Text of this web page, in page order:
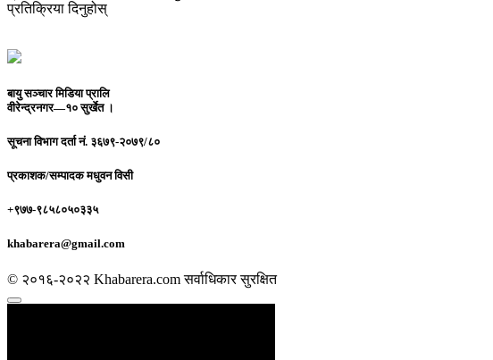
प्रतिक्रिया दिनुहोस्
बायु सञ्चार मिडिया प्रालि
वीरेन्द्रनगर—१० सुर्खेत ।
सूचना विभाग दर्ता नं. ३६७९-२०७९/८०
प्रकाशक/सम्पादकमधुवन विसी
+९७७-९८५८०५०३३५
khabarera@gmail.com
© २०१६-२०२२ Khabarera.com सर्वाधिकार सुरक्षित